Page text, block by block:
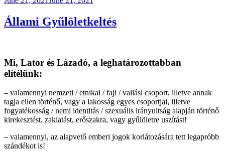
Állami Gyűlöletkeltés
Mi, Lator és Lázadó, a leghatározottabban
elítélünk:
– valamennyi nemzeti / etnikai / faji / vallási csoport, illetve annak
tagja ellen történő, vagy a lakosság egyes csoportjai, illetve
fogyatékosság / nemi identitás / szexuális irányultság alapján történő
kirekesztést, zaklatást, erőszakra, vagy gyűlöletre uszítást!
– valamennyi, az alapvető emberi jogok korlátozására tett legapróbb
szándékot is!